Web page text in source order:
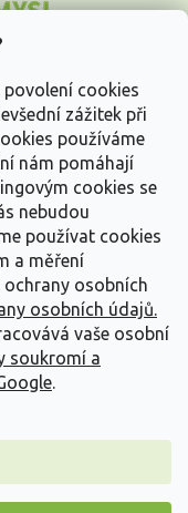
povolení cookies
zážitek při
používáme
nám pomáhají
cookies se
nebudou
používat cookies
a měření
ochrany osobních
osobních údajů.
vaše osobní
soukromí a
.